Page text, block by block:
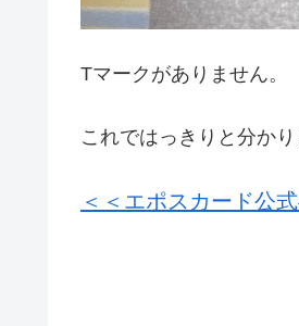
Tマークがありません。
これではっきりと分かり
＜＜エポスカード公